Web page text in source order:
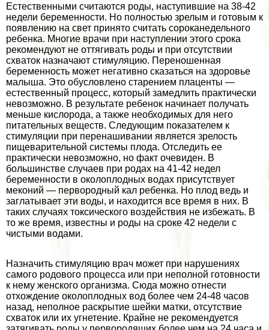
Естественными считаются роды, наступившие на 38-42
недели беременности. Но полностью зрелым и готовым к
появлению на свет принято считать сороканедельного
ребенка. Многие врачи при наступлении этого срока
рекомендуют не оттягивать роды и при отсутствии
схваток назначают стимуляцию. Переношенная
беременность может негативно сказаться на здоровье
малыша. Это обусловлено старением плаценты —
естественный процесс, который замедлить пpaктически
невозможно. В результате ребенок начинает получать
меньше кислорода, а также необходимых для него
питательных веществ. Следующим показателем к
стимуляции при перенашивании является зрелость
пищеварительной системы плода. Отследить ее
пpaктически невозможно, но факт очевиден. В
большинстве случаев при родах на 41-42 недел
беременности в околоплодных водах присутствует
меконий — первородный кал ребенка. Но плод ведь и
заглатывает эти воды, и находится все время в них. В
таких случаях токсического воздействия не избежать. В
то же время, известны и роды на сроке 42 недели с
чистыми водами.
Назначить стимуляцию врач может при нарушениях
самого родового процесса или при неполной готовности
к нему женского организма. Сюда можно отнести
отхождение околоплодных вод более чем 24-48 часов
назад, неполное раскрытие шейки матки, отсутствие
схваток или их угнетение. Крайне не рекомендуется